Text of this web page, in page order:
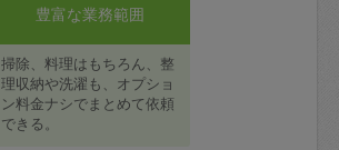
豊富な業務範囲
掃除、料理はもちろん、整
理収納や洗濯も、オプショ
ン料金ナシでまとめて依頼
できる。